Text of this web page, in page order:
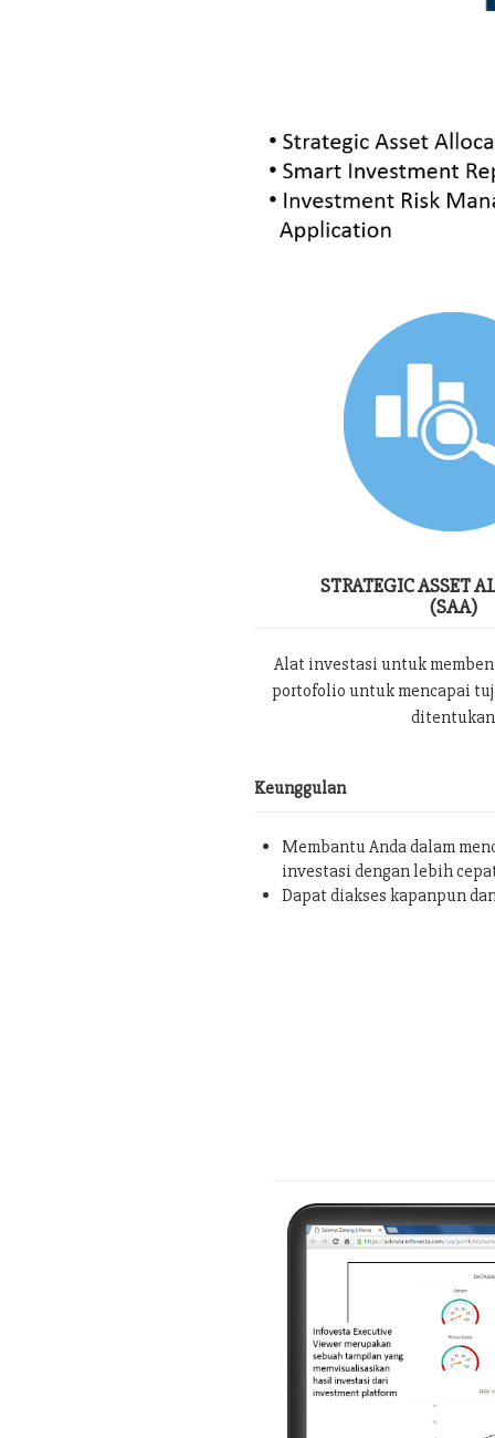
STRATEGIC ASSET
(SAA)
Alat investasi untuk
portofolio untuk mencapai
ditentukan
Keunggulan
Membantu Anda dalam
investasi dengan lebih
Dapat diakses kapanpun